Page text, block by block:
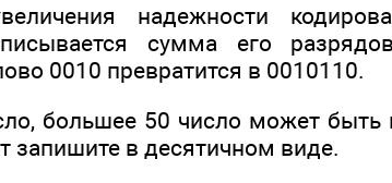
надежности
сумма его
0010 превратится в 0010110.
большее 50 число может быть
запишите в десятичном виде.